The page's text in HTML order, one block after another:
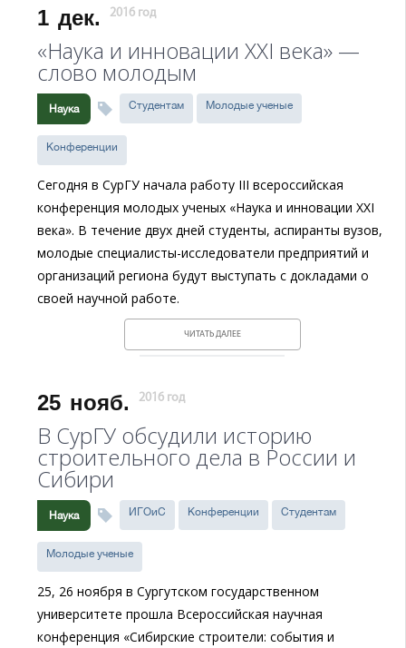
1 дек. 2016 год
«Наука и инновации XXI века» —
слово молодым
Наука Студентам Молодые ученые
Конференции
Сегодня в СурГУ начала работу III всероссийская
конференция молодых ученых «Наука и инновации XXI
века». В течение двух дней студенты, аспиранты вузов,
молодые специалисты-исследователи предприятий и
организаций региона будут выступать с докладами о
своей научной работе.
ЧИТАТЬ ДАЛЕЕ
25 нояб. 2016 год
В СурГУ обсудили историю
строительного дела в России и
Сибири
Наука ИГОиС Конференции Студентам
Молодые ученые
25, 26 ноября в Сургутском государственном
университете прошла Всероссийская научная
конференция «Сибирские строители: события и